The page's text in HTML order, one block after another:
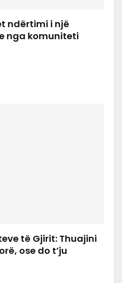
ndërtimi i një
nga komuniteti
të Gjirit: Thuajini
ose do t’ju